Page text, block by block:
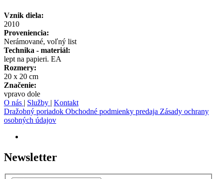
Vznik diela:
2010
Proveniencia:
Nerámované, voľný list
Technika - materiál:
lept na papieri. EA
Rozmery:
20 x 20 cm
Značenie:
vpravo dole
O nás | Služby | Kontakt
Dražobný poriadok Obchodné podmienky predaja Zásady ochrany
osobných údajov
Newsletter